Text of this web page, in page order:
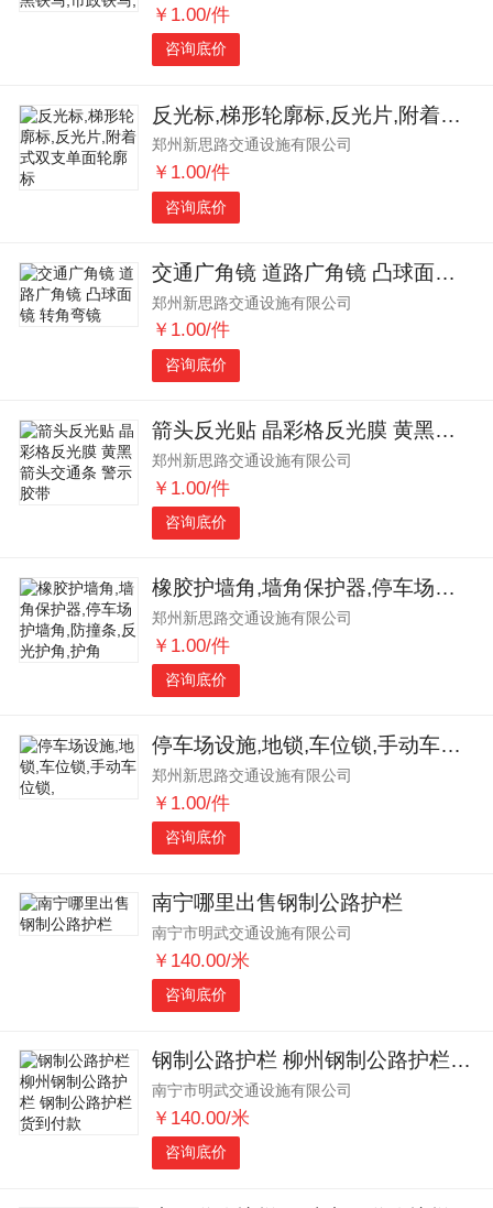
￥1.00/件
咨询底价
反光标,梯形轮廓标,反光片,附着式双支单面轮廓标
郑州新思路交通设施有限公司
￥1.00/件
咨询底价
交通广角镜 道路广角镜 凸球面镜 转角弯镜
郑州新思路交通设施有限公司
￥1.00/件
咨询底价
箭头反光贴 晶彩格反光膜 黄黑箭头交通条 警示胶带
郑州新思路交通设施有限公司
￥1.00/件
咨询底价
橡胶护墙角,墙角保护器,停车场护墙角,防撞条,反光护角,护角
郑州新思路交通设施有限公司
￥1.00/件
咨询底价
停车场设施,地锁,车位锁,手动车位锁,
郑州新思路交通设施有限公司
￥1.00/件
咨询底价
南宁哪里出售钢制公路护栏
南宁市明武交通设施有限公司
￥140.00/米
咨询底价
钢制公路护栏 柳州钢制公路护栏 钢制公路护栏货到付款
南宁市明武交通设施有限公司
￥140.00/米
咨询底价